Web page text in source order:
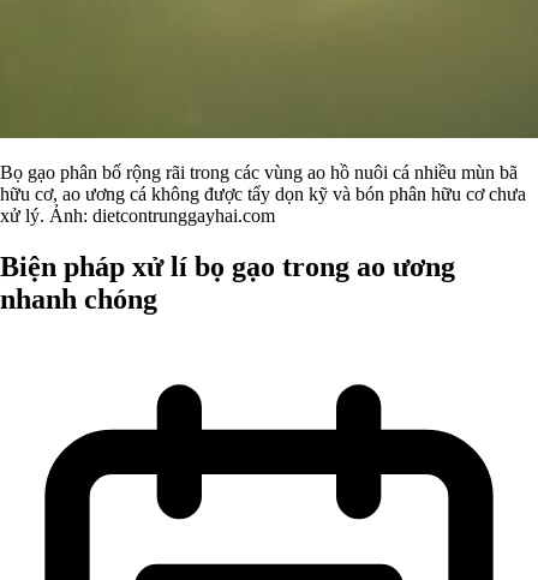
Bọ gạo phân bố rộng rãi trong các vùng ao hồ nuôi cá nhiều mùn bã
hữu cơ, ao ương cá không được tẩy dọn kỹ và bón phân hữu cơ chưa
xử lý. Ảnh: dietcontrunggayhai.com
Biện pháp xử lí bọ gạo trong ao ương
nhanh chóng